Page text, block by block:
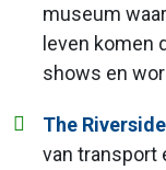
museum
leven komen
shows en
The
van transport